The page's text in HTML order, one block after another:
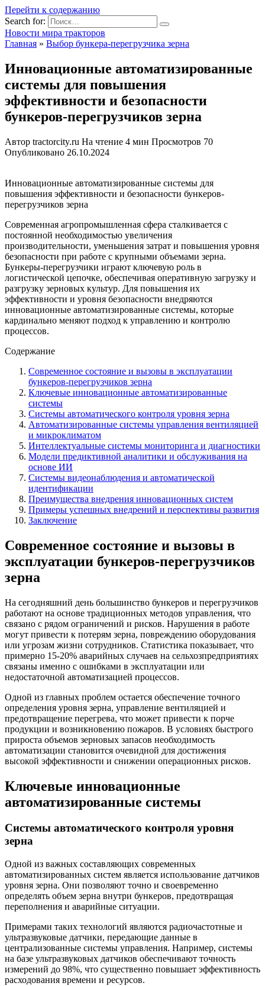
Перейти к содержанию
Search for:
Новости мира тракторов
Главная » Выбор бункера-перегрузчика зерна
Инновационные автоматизированные
системы для повышения
эффективности и безопасности
бункеров-перегрузчиков зерна
Автор tractorcity.ru На чтение 4 мин Просмотров 70
Опубликовано 26.10.2024
Инновационные автоматизированные системы для
повышения эффективности и безопасности бункеров-
перегрузчиков зерна
Современная агропромышленная сфера сталкивается с
постоянной необходимостью увеличения
производительности, уменьшения затрат и повышения уровня
безопасности при работе с крупными объемами зерна.
Бункеры-перегрузчики играют ключевую роль в
логистической цепочке, обеспечивая оперативную загрузку и
разгрузку зерновых культур. Для повышения их
эффективности и уровня безопасности внедряются
инновационные автоматизированные системы, которые
кардинально меняют подход к управлению и контролю
процессов.
Содержание
Современное состояние и вызовы в эксплуатации
бункеров-перегрузчиков зерна
Ключевые инновационные автоматизированные
системы
Системы автоматического контроля уровня зерна
Автоматизированные системы управления вентиляцией
и микроклиматом
Интеллектуальные системы мониторинга и диагностики
Модели предиктивной аналитики и обслуживания на
основе ИИ
Системы видеонаблюдения и автоматической
идентификации
Преимущества внедрения инновационных систем
Примеры успешных внедрений и перспективы развития
Заключение
Современное состояние и вызовы в
эксплуатации бункеров-перегрузчиков
зерна
На сегодняшний день большинство бункеров и перегрузчиков
работают на основе традиционных методов управления, что
связано с рядом ограничений и рисков. Нарушения в работе
могут привести к потерям зерна, повреждению оборудования
или угрозам жизни сотрудников. Статистика показывает, что
примерно 15-20% аварийных случаев на сельхозпредприятиях
связаны именно с ошибками в эксплуатации или
недостаточной автоматизацией процессов.
Одной из главных проблем остается обеспечение точного
определения уровня зерна, управление вентиляцией и
предотвращение перегрева, что может привести к порче
продукции и возникновению пожаров. В условиях быстрого
прироста объемов зерновых запасов необходимость
автоматизации становится очевидной для достижения
высокой эффективности и снижении операционных рисков.
Ключевые инновационные
автоматизированные системы
Системы автоматического контроля уровня
зерна
Одной из важных составляющих современных
автоматизированных систем является использование датчиков
уровня зерна. Они позволяют точно и своевременно
определять объем зерна внутри бункеров, предотвращая
переполнения и аварийные ситуации.
Примерами таких технологий являются радиочастотные и
ультразвуковые датчики, передающие данные в
централизованные системы управления. Например, системы
на базе ультразвуковых датчиков обеспечивают точность
измерений до 98%, что существенно повышает эффективность
расходования времени и ресурсов.